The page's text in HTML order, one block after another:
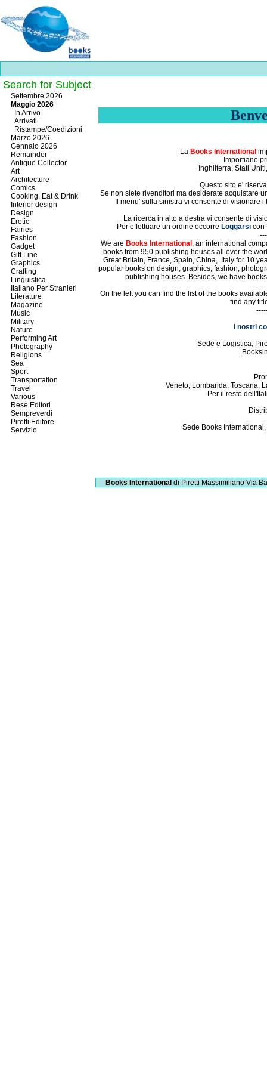
Best
slots
online
https://onlineslots.money/
La Books International
Importiano
Inghilterra, Stati
Questo sito e'
Se non siete rivenditori ma desiderate acquistare
Il menu' sulla sinistra vi consente di
La ricerca in alto a destra vi consente di
Per effettuare un ordine occorre Loggarsi con
We are Books International , an international
books from 950 publishing houses all over the
Great Britain, France, Spain, China,
Italy for 10
popular books on design, graphics, fashion,
publishing houses. Besides, we have
On the left you can find the list of the books
find any
I nostri
Sede e Logistica,
Veneto, Lombarida, Toscana,
Per il resto
Sede Books
Search for Subject
Settembre 2026
Maggio 2026
In Arrivo
Arrivati
Ristampe/Coedizioni
Marzo 2026
Gennaio 2026
Remainder
Antique Collector
Art
Architecture
Comics
Cooking, Eat & Drink
Interior design
Design
Erotic
Fairies
Fashion
Gadget
Gift Line
Graphics
Crafting
Linguistica
Italiano Per Stranieri
Literature
Magazine
Music
Military
Nature
Performing Art
Photography
Religions
Sea
Sport
Transportation
Travel
Various
Rese Editori
Sempreverdi
Piretti Editore
Servizio
Books International di Piretti Massimiliano Via